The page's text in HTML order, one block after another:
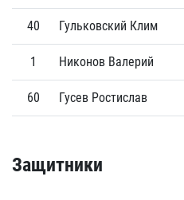
40 Гульковский Клим
1 Никонов Валерий
60 Гусев Ростислав
Защитники